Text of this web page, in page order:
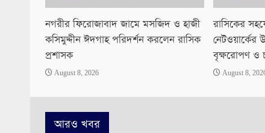
নগরীর ফিরোজাবাদ জামে মসজিদ ও হাজী
কসিমুদ্দীন ঈদগাহ পরিদর্শন করলেন রাসিক
প্রশাসক
August 8, 2026
রাসিকের
নেটওয়ার্কের
বৃক্ষরোপণ ও
August 8,
আরও খবর